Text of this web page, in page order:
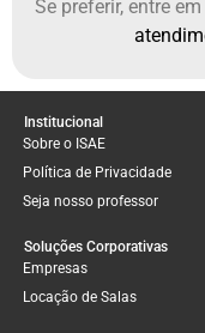
Se preferir, entre
Institucional
Sobre o ISAE
Política de Privacidade
Seja nosso professor
Soluções Corporativas
Empresas
Locação de Salas